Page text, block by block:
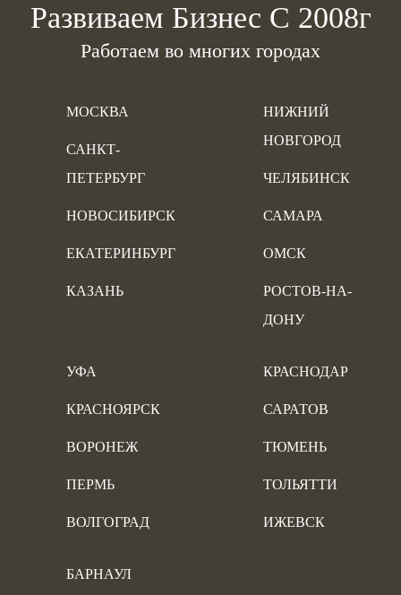
Развиваем Бизнес С 2008г
Работаем во многих городах
МОСКВА
САНКТ-
ПЕТЕРБУРГ
НОВОСИБИРСК
ЕКАТЕРИНБУРГ
КАЗАНЬ
НИЖНИЙ
НОВГОРОД
ЧЕЛЯБИНСК
САМАРА
ОМСК
РОСТОВ-НА-
ДОНУ
УФА
КРАСНОЯРСК
ВОРОНЕЖ
ПЕРМЬ
ВОЛГОГРАД
КРАСНОДАР
САРАТОВ
ТЮМЕНЬ
ТОЛЬЯТТИ
ИЖЕВСК
БАРНАУЛ